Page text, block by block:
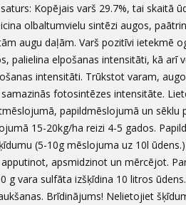
Kopējais varš 29.7%, tai skaitā
olbaltumvielu sintēzi augos,
augu daļām. Varš pozitīvi ietekmē
palielina elpošanas intensitāti, kā arī
intensitāti. Trūkstot varam,
fotosintēzes intensitāte.
papildmēslojumā un sēklu
15-20kg/ha reizi 4-5 gados.
(5-10g mēslojuma uz 10l
apsmidzinot un mērcējot.
g vara sulfāta izšķīdina 10 litros
Brīdinājums! Nelietojiet